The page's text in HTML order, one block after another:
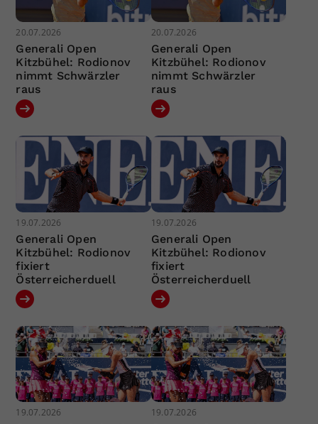
20.07.2026
Generali Open
Kitzbühel: Rodionov
nimmt Schwärzler
raus
20.07.2026
Generali Open
Kitzbühel: Rodionov
nimmt Schwärzler
raus
19.07.2026
Generali Open
Kitzbühel: Rodionov
fixiert
Österreicherduell
19.07.2026
Generali Open
Kitzbühel: Rodionov
fixiert
Österreicherduell
19.07.2026 19.07.2026